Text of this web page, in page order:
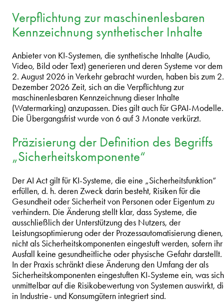
Verpflichtung zur maschinenlesbaren
Kennzeichnung synthetischer Inhalte
Anbieter von KI-Systemen, die synthetische Inhalte (Audio,
Video, Bild oder Text) generieren und deren Systeme vor dem
2. August 2026 in Verkehr gebracht wurden, haben bis zum 2.
Dezember 2026 Zeit, sich an die Verpflichtung zur
maschinenlesbaren Kennzeichnung dieser Inhalte
(Watermarking) anzupassen. Dies gilt auch für GPAI-Modelle.
Die Übergangsfrist wurde von 6 auf 3 Monate verkürzt.
Präzisierung der Definition des Begriffs
„Sicherheitskomponente“
Der AI Act gilt für KI-Systeme, die eine „Sicherheitsfunktion“
erfüllen, d. h. deren Zweck darin besteht, Risiken für die
Gesundheit oder Sicherheit von Personen oder Eigentum zu
verhindern. Die Änderung stellt klar, dass Systeme, die
ausschließlich der Unterstützung des Nutzers, der
Leistungsoptimierung oder der Prozessautomatisierung dienen,
nicht als Sicherheitskomponenten eingestuft werden, sofern ihr
Ausfall keine gesundheitliche oder physische Gefahr darstellt.
In der Praxis schränkt diese Änderung den Umfang der als
Sicherheitskomponenten eingestuften KI-Systeme ein, was sich
unmittelbar auf die Risikobewertung von Systemen auswirkt,
in Industrie- und Konsumgütern integriert sind.